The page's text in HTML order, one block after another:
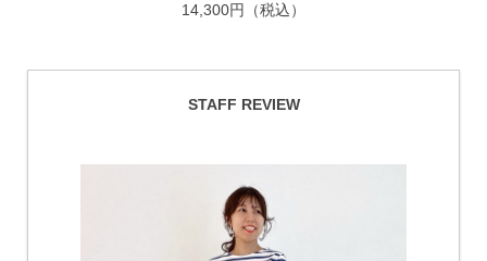
14,300円（税込）
STAFF REVIEW